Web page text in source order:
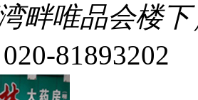
湾畔唯品会楼
020-81893202